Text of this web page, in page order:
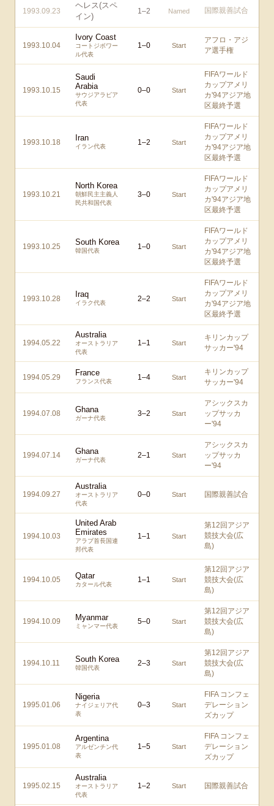
1993.09.23
ヘレス(スペ
イン)
1–2 Named 国際親善試合
1993.10.04
Ivory Coast
コートジボワー
ル代表
1–0 Start
アフロ・アジ
ア選手権
1993.10.15
Saudi
Arabia
サウジアラビア
代表
0–0 Start
FIFAワールド
カップアメリ
カ'94アジア地
区最終予選
1993.10.18 Iran
イラン代表 1–2 Start
FIFAワールド
カップアメリ
カ'94アジア地
区最終予選
1993.10.21
North Korea
朝鮮民主主義人
民共和国代表
3–0 Start
FIFAワールド
カップアメリ
カ'94アジア地
区最終予選
1993.10.25 South Korea
韓国代表 1–0 Start
FIFAワールド
カップアメリ
カ'94アジア地
区最終予選
1993.10.28 Iraq
イラク代表 2–2 Start
FIFAワールド
カップアメリ
カ'94アジア地
区最終予選
1994.05.22
Australia
オーストラリア
代表
1–1 Start
キリンカップ
サッカー'94
1994.05.29 France
フランス代表 1–4 Start
キリンカップ
サッカー'94
1994.07.08 Ghana
ガーナ代表
3–2 Start
アシックスカ
ップサッカ
ー'94
1994.07.14 Ghana
ガーナ代表
2–1 Start
アシックスカ
ップサッカ
ー'94
1994.09.27
Australia
オーストラリア
代表
0–0 Start 国際親善試合
1994.10.03
United Arab
Emirates
アラブ首長国連
邦代表
1–1 Start
第12回アジア
競技大会(広
島)
1994.10.05 Qatar
カタール代表
1–1 Start
第12回アジア
競技大会(広
島)
1994.10.09 Myanmar
ミャンマー代表
5–0 Start
第12回アジア
競技大会(広
島)
1994.10.11 South Korea
韓国代表
2–3 Start
第12回アジア
競技大会(広
島)
1995.01.06
Nigeria
ナイジェリア代
表
0–3 Start
FIFA コンフェ
デレーション
ズカップ
1995.01.08
Argentina
アルゼンチン代
表
1–5 Start
FIFA コンフェ
デレーション
ズカップ
1995.02.15
Australia
オーストラリア
代表
1–2 Start 国際親善試合